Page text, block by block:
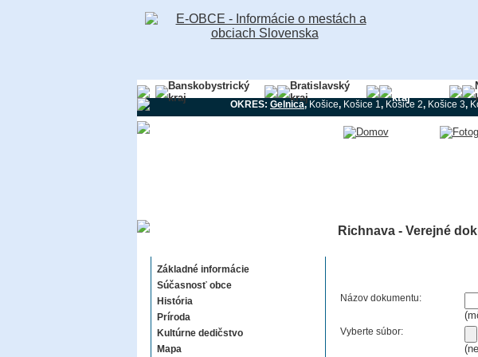
Banskobystrický
kraj
Bratislavský
kraj
kraj
OKRES: Gelnica, Košice, Košice 1, Košice 2, Košice 3,
Základné informácie
Súčasnosť obce
História
Príroda
Kultúrne dedičstvo
Mapa
Richnava - Verejné
Názov dokumentu:
Vyberte súbor: